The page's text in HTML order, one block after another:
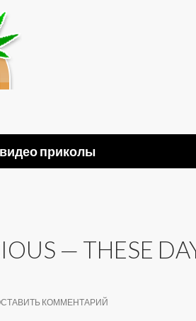
приколы
— THESE
КОММЕНТАРИЙ